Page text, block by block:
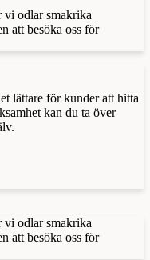
odlar smakrika
att besöka oss för
lättare för kunder att hitta
kan du ta över
odlar smakrika
att besöka oss för